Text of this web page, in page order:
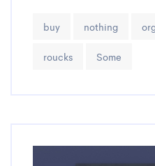
buy nothing
roucks Some